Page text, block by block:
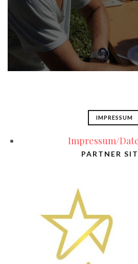
IMPRESSUM
Impressum/
PARTNER